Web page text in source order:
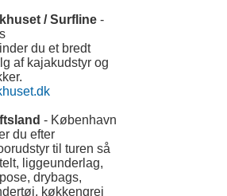
/ Surfline -
du et bredt
af kajakudstyr og
- København
du efter
til turen så
liggeunderlag,
drybags,
køkkengrej